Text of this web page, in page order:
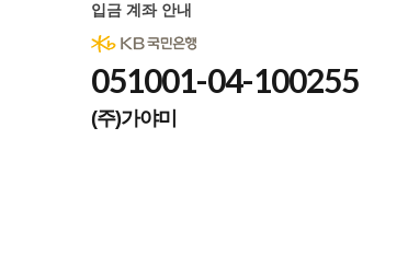
입금 계좌 안내
051001-04-100255
(주)가야미